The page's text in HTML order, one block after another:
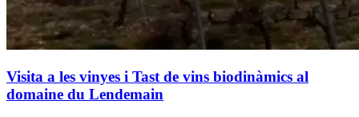
Visita a les vinyes i Tast de vins biodinàmics al
domaine du Lendemain